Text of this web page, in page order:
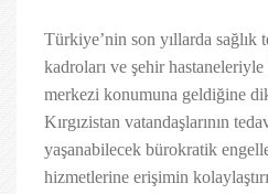
Türkiye’nin son yıllarda sağlık
kadroları ve şehir
merkezi konumuna geldiğine
Kırgızistan vatandaşlarının
yaşanabilecek bürokratik
hizmetlerine erişimin